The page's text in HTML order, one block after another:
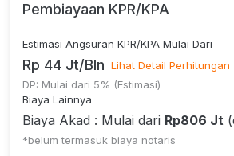
Jenis Bangunan: Secondary
UNFURNISHED
———————————
KT: 8 | KM: 5
Lantai: 2
Pembiayaan KPR/KPA
Estimasi Angsuran KPR/KPA Mulai Dari
Rp 44 Jt/Bln Lihat Detail Perhitungan
DP: Mulai dari 5% (Estimasi)
Biaya Lainnya
Biaya Akad : Mulai dari Rp806 Jt
*belum termasuk biaya notaris